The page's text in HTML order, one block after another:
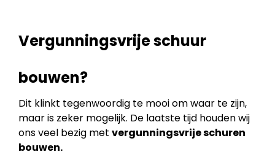
Vergunningsvrije schuur
bouwen?
Dit klinkt tegenwoordig te mooi om waar te zijn,
maar is zeker mogelijk. De laatste tijd houden wij
ons veel bezig met vergunningsvrije schuren
bouwen.